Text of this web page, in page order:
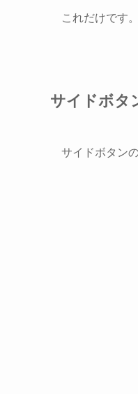
これだけです
サイドボタ
サイドボタン